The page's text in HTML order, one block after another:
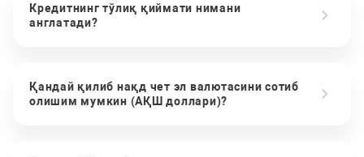
Кредитнинг тўлиқ қиймати нимани
англатади?
Қандай қилиб нақд чет эл валютасини сотиб
олишим мумкин (АҚШ доллари)?